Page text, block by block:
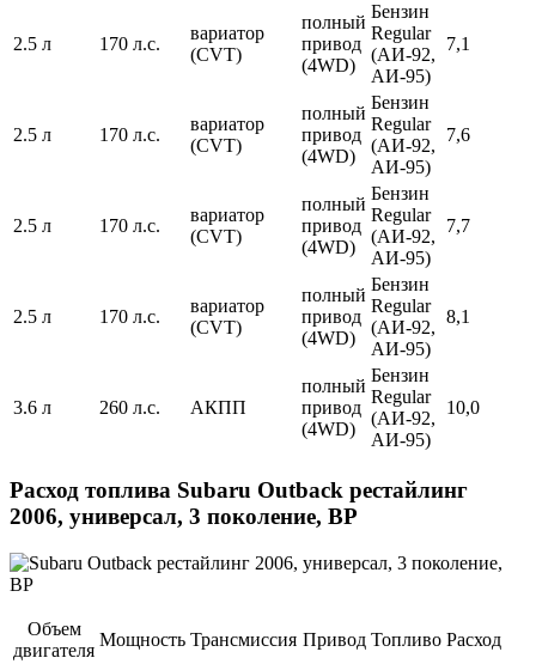
2.5 л 170 л.с.
вариатор
(CVT)
полный
привод
(4WD)
Бензин
Regular
(АИ-92,
АИ-95)
7,1
2.5 л 170 л.с.
вариатор
(CVT)
полный
привод
(4WD)
Бензин
Regular
(АИ-92,
АИ-95)
7,6
2.5 л 170 л.с.
вариатор
(CVT)
полный
привод
(4WD)
Бензин
Regular
(АИ-92,
АИ-95)
7,7
2.5 л 170 л.с.
вариатор
(CVT)
полный
привод
(4WD)
Бензин
Regular
(АИ-92,
АИ-95)
8,1
3.6 л 260 л.с. АКПП
полный
привод
(4WD)
Бензин
Regular
(АИ-92,
АИ-95)
10,0
Расход топлива Subaru Outback рестайлинг
2006, универсал, 3 поколение, BP
Объем
двигателя
Мощность Трансмиссия Привод Топливо Расход